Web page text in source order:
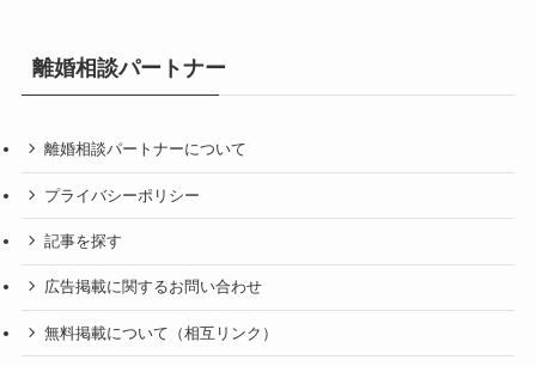
離婚相談パートナー
離婚相談パートナーについて
プライバシーポリシー
記事を探す
広告掲載に関するお問い合わせ
無料掲載について（相互リンク）